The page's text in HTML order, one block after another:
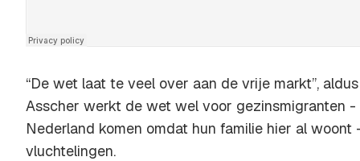
“De wet laat te veel over aan de vrije markt”,
Asscher werkt de wet wel voor gezinsmigranten -
Nederland komen omdat hun familie hier al woont
vluchtelingen.